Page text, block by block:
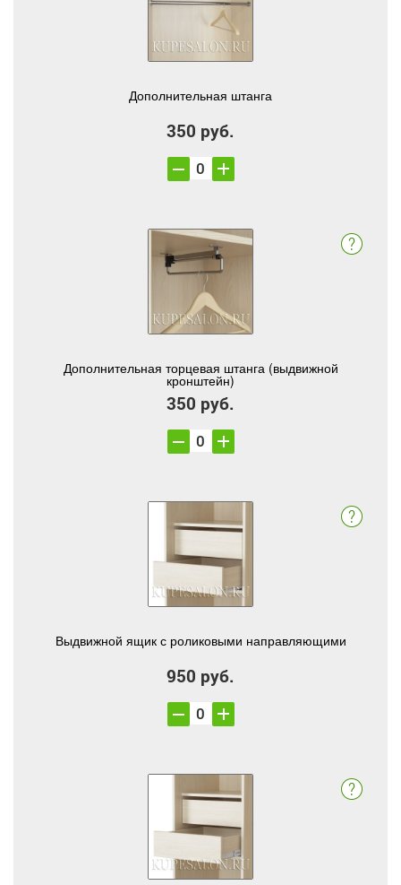
Дополнительная штанга
350 руб.
Дополнительная торцевая штанга (выдвижной
кронштейн)
350 руб.
Выдвижной ящик с роликовыми направляющими
950 руб.